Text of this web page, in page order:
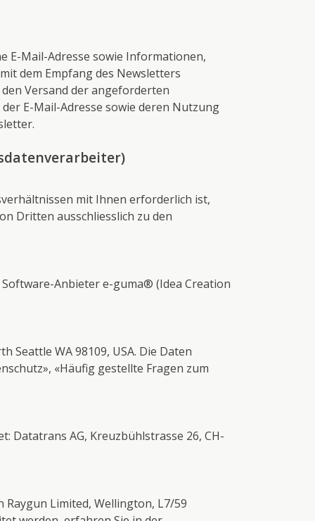
E-Mail-Adresse sowie Informationen,
dem Empfang des Newsletters
Versand der angeforderten
E-Mail-Adresse sowie deren Nutzung
mit Ihnen erforderlich ist,
Dritten ausschliesslich zu den
Anbieter e-guma® (Idea Creation
Seattle WA 98109, USA. Die Daten
, «Häufig gestellte Fragen zum
Datatrans AG, Kreuzbühlstrasse 26, CH-
Limited, Wellington, L7/59